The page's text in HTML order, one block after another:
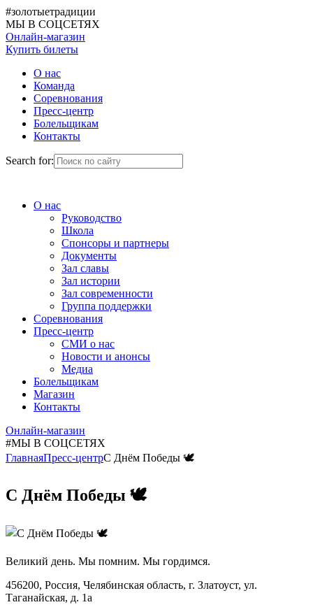
#золотыетрадиции
МЫ В СОЦСЕТЯХ
Онлайн-магазин
Купить билеты
О нас
Команда
Соревнования
Пресс-центр
Болельщикам
Контакты
Search for:
О нас
Руководство
Школа
Спонсоры и партнеры
Документы
Зал славы
Зал истории
Зал современности
Группа поддержки
Соревнования
Пресс-центр
СМИ о нас
Новости и анонсы
Медиа
Болельщикам
Магазин
Контакты
Онлайн-магазин
#МЫ В СОЦСЕТЯХ
ГлавнаяПресс-центрС Днём Победы 🕊
С Днём Победы 🕊
Великий день. Мы помним. Мы гордимся.
456200, Россия, Челябинская область, г. Златоуст, ул.
Таганайская, д. 1а